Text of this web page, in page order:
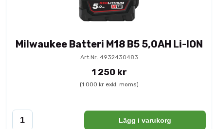
Milwaukee Batteri M18 B5 5,0AH Li-ION
Art.Nr: 4932430483
1 250 kr
(1 000 kr exkl. moms)
Lägg i varukorg